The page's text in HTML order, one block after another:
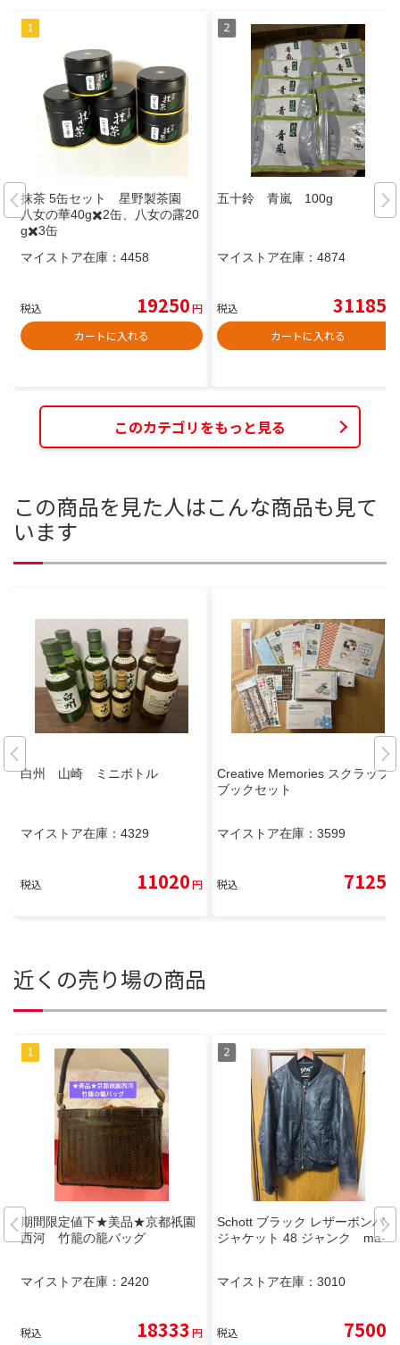
抹茶 5缶セット 星野製茶園
八女の華40g✖️2缶、八女の露20
g✖️3缶
マイストア在庫： 4458
税込 19250円
カートに入れる
五十鈴 青嵐 100g
マイストア在庫： 4874
税込 31185
カートに入れる
このカテゴリをもっと見る
この商品を見た人はこんな商品も見て
います
白州 山崎 ミニボトル
マイストア在庫： 4329
税込 11020円
Creative Memories スクラップ
ブックセット
マイストア在庫： 3599
税込 7125
近くの売り場の商品
期間限定値下★美品★京都祇園
西河 竹籠の籠バッグ
マイストア在庫： 2420
税込 18333 円
Schott ブラック レザーボンバー
ジャケット 48 ジャンク ma-1
マイストア在庫： 3010
税込 7500